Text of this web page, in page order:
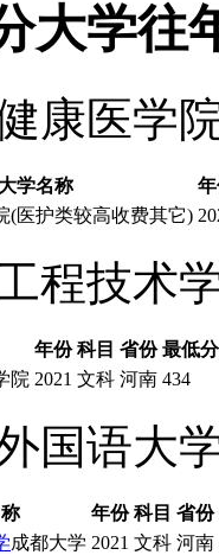
大学往
康医学
大学名称
(医护类较高收费其它)
程技术
年份 科目 省份 最低
院 2021 文科 河南 434
国语大
年份 科目 省份
成都大学 2021 文科 河南